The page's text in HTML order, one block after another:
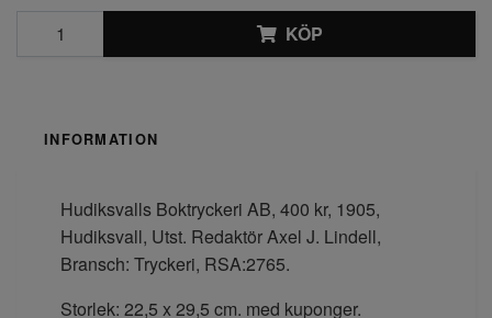
KÖP
INFORMATION
Hudiksvalls Boktryckeri AB, 400 kr, 1905,
Hudiksvall, Utst. Redaktör Axel J. Lindell,
Bransch: Tryckeri, RSA:2765.
Storlek: 22,5 x 29,5 cm. med kuponger.